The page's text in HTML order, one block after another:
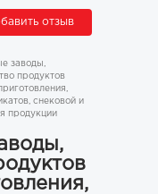
отзыв
заводы,
продуктов
снековой и
продукции